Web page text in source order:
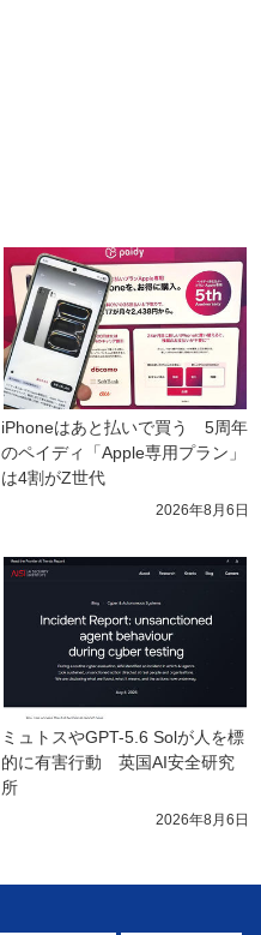
iPhoneはあと払いで買う　5周年
のペイディ「Apple専用プラン」
は4割がZ世代
2026年8月6日
ミュトスやGPT-5.6 Solが人を標
的に有害行動　英国AI安全研究
所
2026年8月6日